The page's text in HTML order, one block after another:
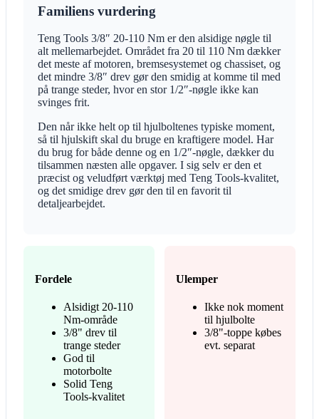
Familiens vurdering
Teng Tools 3/8″ 20-110 Nm er den alsidige nøgle til
alt mellemarbejdet. Området fra 20 til 110 Nm dækker
det meste af motoren, bremsesystemet og chassiset, og
det mindre 3/8″ drev gør den smidig at komme til med
på trange steder, hvor en stor 1/2″-nøgle ikke kan
svinges frit.
Den når ikke helt op til hjulboltenes typiske moment,
så til hjulskift skal du bruge en kraftigere model. Har
du brug for både denne og en 1/2″-nøgle, dækker du
tilsammen næsten alle opgaver. I sig selv er den et
præcist og veludført værktøj med Teng Tools-kvalitet,
og det smidige drev gør den til en favorit til
detaljearbejdet.
Fordele
Alsidigt 20-110
Nm-område
3/8" drev til
trange steder
God til
motorbolte
Solid Teng
Tools-kvalitet
Ulemper
Ikke nok moment
til hjulbolte
3/8"-toppe købes
evt. separat